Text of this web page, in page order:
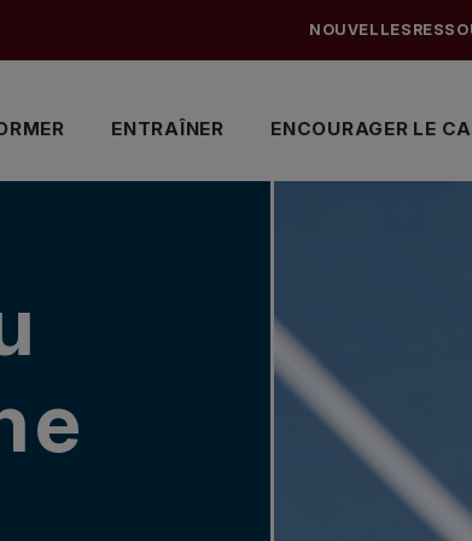
ENTRAÎNER ENCOURAGER LE
NOUVELLES